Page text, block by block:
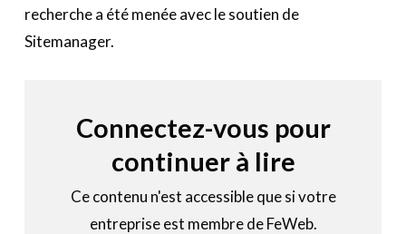
recherche a été menée avec le soutien de
Sitemanager.
Connectez-vous pour
continuer à lire
Ce contenu n'est accessible que si votre
entreprise est membre de FeWeb.